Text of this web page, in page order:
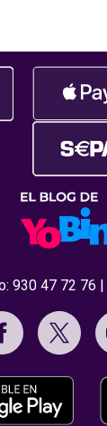
930 47 72 76